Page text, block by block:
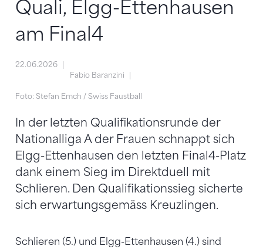
Quali, Elgg-Ettenhausen
am Final4
22.06.2026
Fabio Baranzini
Foto: Stefan Emch / Swiss Faustball
In der letzten Qualifikationsrunde der
Nationalliga A der Frauen schnappt sich
Elgg-Ettenhausen den letzten Final4-Platz
dank einem Sieg im Direktduell mit
Schlieren. Den Qualifikationssieg sicherte
sich erwartungsgemäss Kreuzlingen.
Schlieren (5.) und Elgg-Ettenhausen (4.) sind